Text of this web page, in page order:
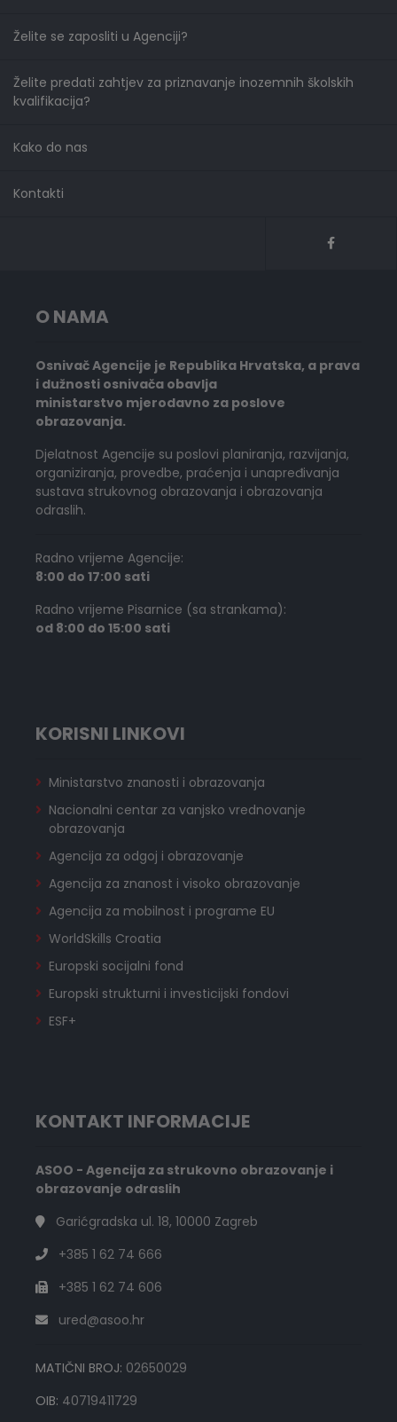
Želite se zaposliti u Agenciji?
Želite predati zahtjev za priznavanje inozemnih školskih
kvalifikacija?
Kako do nas
Kontakti
O NAMA
Osnivač Agencije je Republika Hrvatska, a prava
i dužnosti osnivača obavlja
ministarstvo mjerodavno za poslove
obrazovanja.
Djelatnost Agencije su poslovi planiranja, razvijanja,
organiziranja, provedbe, praćenja i unapređivanja
sustava strukovnog obrazovanja i obrazovanja
odraslih.
Radno vrijeme Agencije:
8:00 do 17:00 sati
Radno vrijeme Pisarnice (sa strankama):
od 8:00 do 15:00 sati
KORISNI LINKOVI
Ministarstvo znanosti i obrazovanja
Nacionalni centar za vanjsko vrednovanje
obrazovanja
Agencija za odgoj i obrazovanje
Agencija za znanost i visoko obrazovanje
Agencija za mobilnost i programe EU
WorldSkills Croatia
Europski socijalni fond
Europski strukturni i investicijski fondovi
ESF+
KONTAKT INFORMACIJE
ASOO - Agencija za strukovno obrazovanje i
obrazovanje odraslih
Garićgradska ul. 18, 10000 Zagreb
+385 1 62 74 666
+385 1 62 74 606
ured@asoo.hr
MATIČNI BROJ: 02650029
OIB: 40719411729